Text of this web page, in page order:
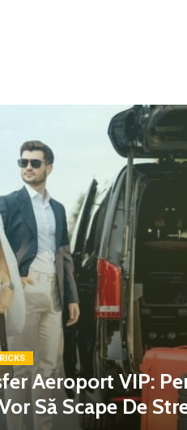
Aeroport VIP:
Să Scape De